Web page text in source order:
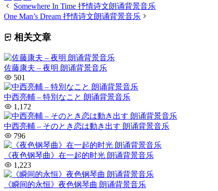
Somewhere In Time 抒情诗文朗诵背景音乐
One Man’s Dream 抒情诗文朗诵背景音乐
相关文章
佐藤康夫 – 夜明 朗诵背景音乐
501
中西亮輔 – 特別なこと 朗诵背景音乐
1,172
中西亮輔 – そのとき恋は動き出す 朗诵背景音乐
796
《夜色钢琴曲》在一起的时光 朗诵背景音乐
1,223
《瞬间的永恒》夜色钢琴曲 朗诵背景音乐